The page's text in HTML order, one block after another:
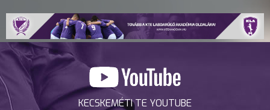
KECSKEMÉTI TE YOUTUBE